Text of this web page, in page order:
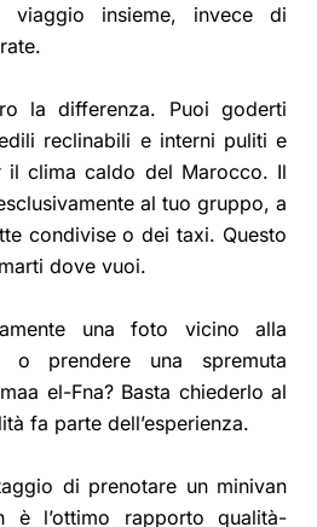
insieme, invece di
la differenza. Puoi goderti
reclinabili e interni puliti e
il clima caldo del Marocco. Il
al tuo gruppo, a
condivise o dei taxi. Questo
dove vuoi.
una foto vicino alla
o prendere una spremuta
el-Fna? Basta chiederlo al
fa parte dell’esperienza.
di prenotare un minivan
è l’ottimo rapporto qualità-